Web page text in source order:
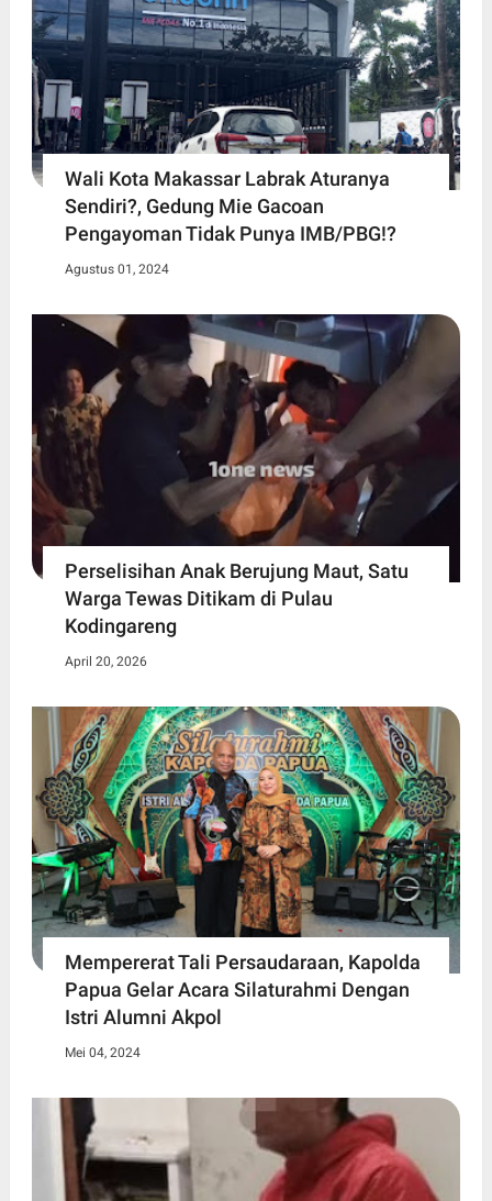
Wali Kota Makassar Labrak Aturanya
Sendiri?, Gedung Mie Gacoan
Pengayoman Tidak Punya IMB/PBG!?
Agustus 01, 2024
Perselisihan Anak Berujung Maut, Satu
Warga Tewas Ditikam di Pulau
Kodingareng
April 20, 2026
Mempererat Tali Persaudaraan, Kapolda
Papua Gelar Acara Silaturahmi Dengan
Istri Alumni Akpol
Mei 04, 2024